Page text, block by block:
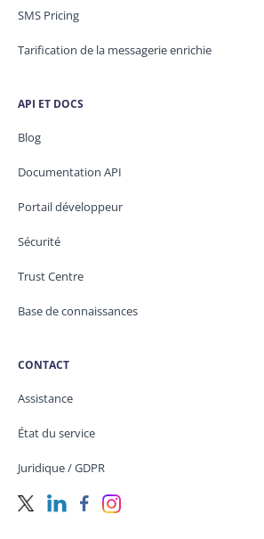
SMS Pricing
Tarification de la messagerie enrichie
API ET DOCS
Blog
Documentation API
Portail développeur
Sécurité
Trust Centre
Base de connaissances
CONTACT
Assistance
État du service
Juridique / GDPR